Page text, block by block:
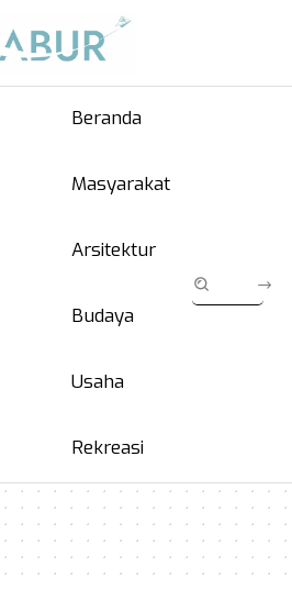
Beranda
Masyarakat
Arsitektur
Budaya
Usaha
Rekreasi